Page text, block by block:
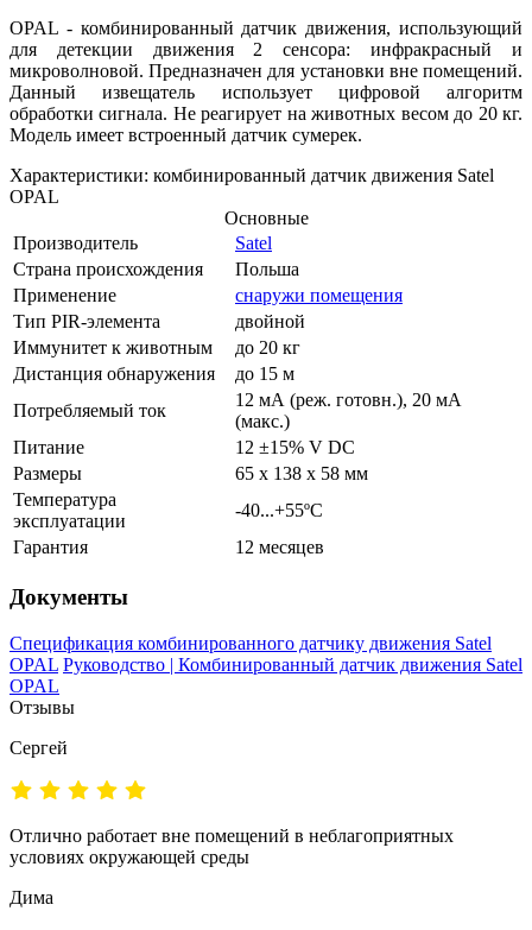
OPAL - комбинированный датчик движения, использующий
для детекции движения 2 сенсора: инфракрасный и
микроволновой. Предназначен для установки вне помещений.
Данный извещатель использует цифровой алгоритм
обработки сигнала. Не реагирует на животных весом до 20 кг.
Модель имеет встроенный датчик сумерек.
Характеристики: комбинированный датчик движения Satel
OPAL
Основные
Производитель
Satel
Страна происхождения
Польша
Применение
снаружи помещения
Тип PIR-элемента
двойной
Иммунитет к животным
до 20 кг
Дистанция обнаружения
до 15 м
Потребляемый ток
12 мА (реж. готовн.), 20 мА
(макс.)
Питание
12 ±15% V DC
Размеры
65 x 138 x 58 мм
Температура
эксплуатации
-40...+55ºС
Гарантия
12 месяцев
Документы
Спецификация комбинированного датчику движения Satel
OPAL Руководство | Комбинированный датчик движения Satel
OPAL
Отзывы
Сергей
Отлично работает вне помещений в неблагоприятных
условиях окружающей среды
Дима